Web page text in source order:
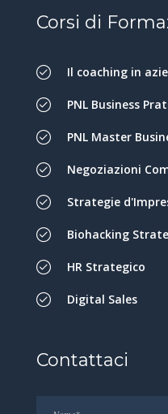
Corsi di
Il coaching in
PNL Business
PNL Master
Negoziazioni
Strategie
Biohacking
HR Strategico
Digital Sales
Contattaci